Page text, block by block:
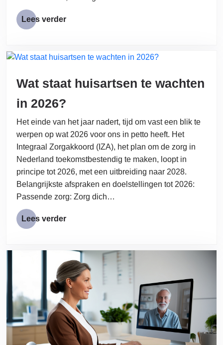
Lees verder
Wat staat huisartsen te wachten
in 2026?
Het einde van het jaar nadert, tijd om vast een blik te
werpen op wat 2026 voor ons in petto heeft. Het
Integraal Zorgakkoord (IZA), het plan om de zorg in
Nederland toekomstbestendig te maken, loopt in
principe tot 2026, met een uitbreiding naar 2028.
Belangrijkste afspraken en doelstellingen tot 2026:
Passende zorg: Zorg dich…
Lees verder